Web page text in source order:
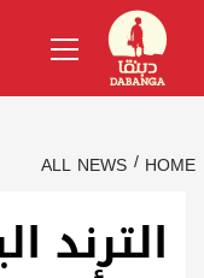
content
Menu
HOME
ALL NEWS
الترند